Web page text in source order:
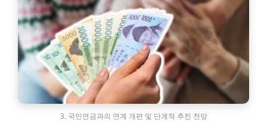
3. 국민연금과의 연계 개편 및 단계적 추진 전망